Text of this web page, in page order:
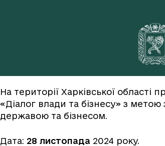
На території Харківської
«Діалог влади та бізнесу» з
державою та бізнесом.
Дата: 28 листопада 2024 року.